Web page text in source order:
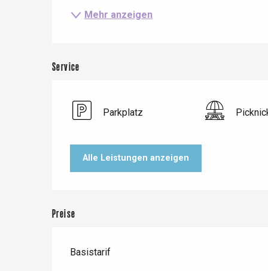
Mehr anzeigen
Service
Parkplatz
Alle Leistungen anzeigen
Preise
Basistarif